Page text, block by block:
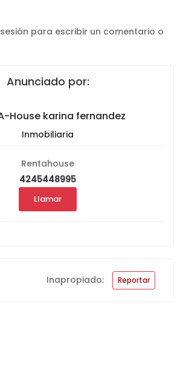
para escribir un comentario o
Anunciado por:
House karina fernandez
Inmobiliaria
Rentahouse
4245448995
Llamar
Inapropiado: Reportar